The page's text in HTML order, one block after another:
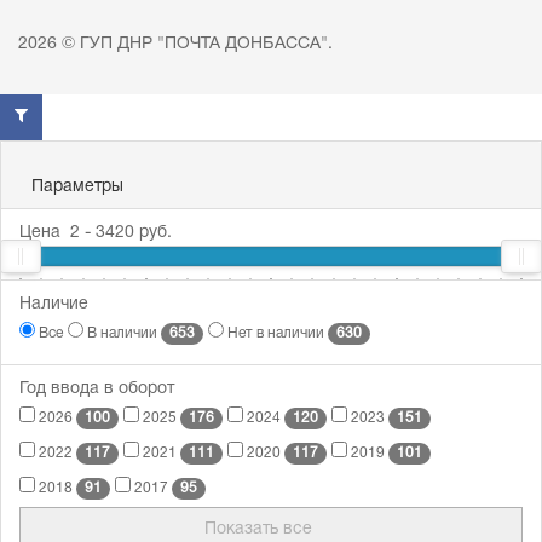
2026 © ГУП ДНР "ПОЧТА ДОНБАССА".
Параметры
Цена 2 - 3420 руб.
2Наличие
Все В наличии 653 Нет в наличии 630
Год ввода в оборот
2026 100 2025 176 2024 120 2023 151
2022 117 2021 111 2020 117 2019 101
2018 91 2017 95
Показать все